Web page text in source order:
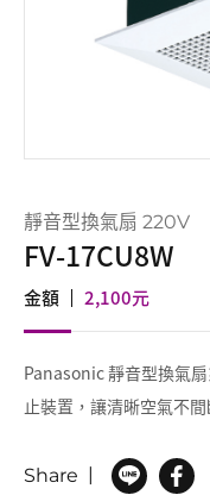
靜音型換氣扇 220V
FV-17CU8W
金額 2,100元
Panasonic 靜音型換氣
止裝置，讓清晰空氣不間
Share